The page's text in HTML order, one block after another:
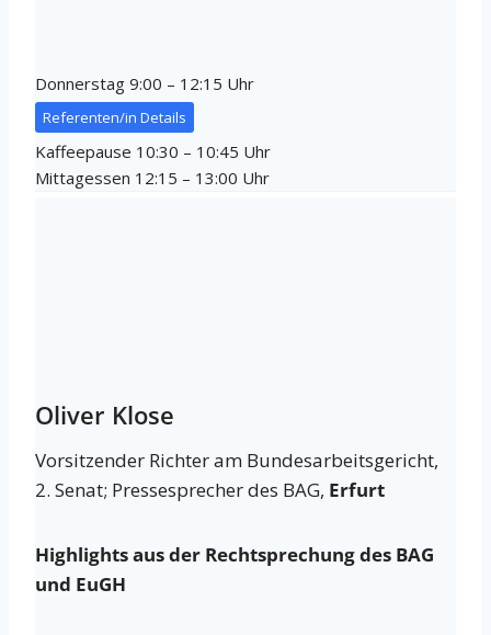
Donnerstag 9:00 – 12:15 Uhr
Referenten/in Details
Kaffeepause 10:30 – 10:45 Uhr
Mittagessen 12:15 – 13:00 Uhr
Oliver Klose
Vorsitzender Richter am Bundesarbeitsgericht,
2. Senat; Pressesprecher des BAG, Erfurt
Highlights aus der Rechtsprechung des BAG
und EuGH